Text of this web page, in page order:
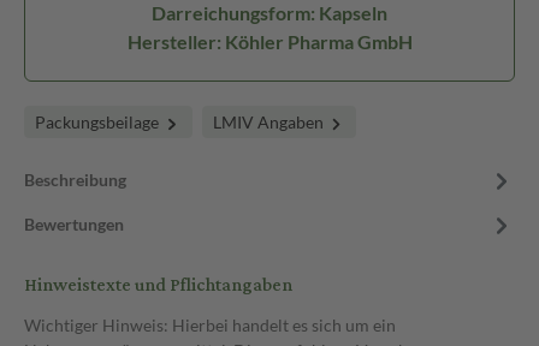
Darreichungsform: Kapseln
Hersteller: Köhler Pharma GmbH
Packungsbeilage LMIV Angaben
Beschreibung
Bewertungen
Hinweistexte und Pflichtangaben
Wichtiger Hinweis: Hierbei handelt es sich um ein